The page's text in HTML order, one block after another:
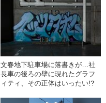
文春地下駐車場に落書きが…社
長車の後ろの壁に現れたグラフ
ィティ、その正体はいったい!?